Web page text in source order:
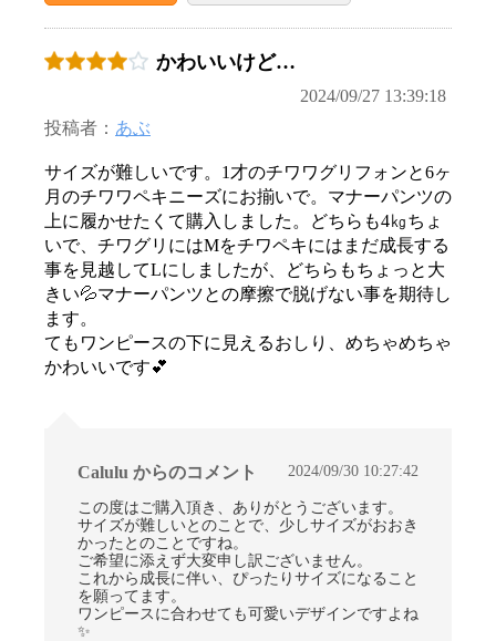
かわいいけど…
2024/09/27 13:39:18
投稿者： あぶ
サイズが難しいです。1才のチワワグリフォンと6ヶ
月のチワワペキニーズにお揃いで。マナーパンツの
上に履かせたくて購入しました。どちらも4㎏ちょ
いで、チワグリにはMをチワペキにはまだ成長する
事を見越してLにしましたが、どちらもちょっと大
きい💦マナーパンツとの摩擦で脱げない事を期待し
ます。
てもワンピースの下に見えるおしり、めちゃめちゃ
かわいいです💕
Calulu からのコメント 2024/09/30 10:27:42
この度はご購入頂き、ありがとうございます。
サイズが難しいとのことで、少しサイズがおおき
かったとのことですね。
ご希望に添えず大変申し訳ございません。
これから成長に伴い、ぴったりサイズになること
を願ってます。
ワンピースに合わせても可愛いデザインですよね
✨